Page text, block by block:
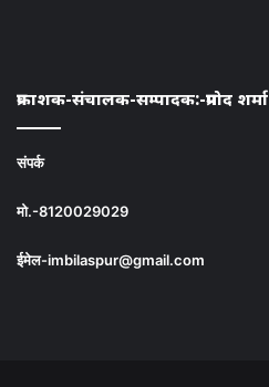
प्रकाशक-संचालक-सम्पादक:-प्रमोद शर्मा
संपर्क
मो.-8120029029
ईमेल-imbilaspur@gmail.com